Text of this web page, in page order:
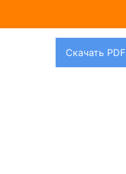
Скачать PDF